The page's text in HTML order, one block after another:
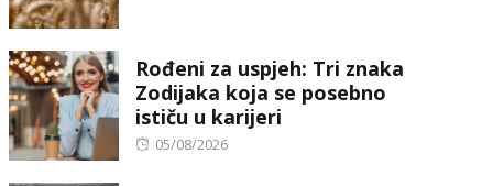
Rođeni za uspjeh: Tri znaka
Zodijaka koja se posebno
ističu u karijeri
Posted
05/08/2026